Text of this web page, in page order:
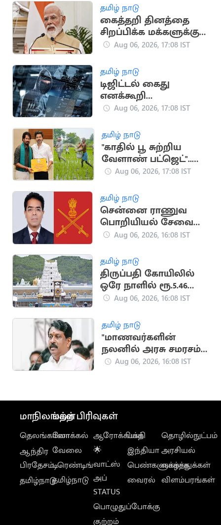
தமிழ் நாடு
கைத்தறி தினத்தை
சிறப்பிக்க மக்களுக்கு
பிரதமர் மோடி
Aug 06, 2026, 17:08 IST
தமிழ் நாடு
டிஜிட்டல் கைது
எனக்கூறி
முதியவரிடம் ரூ.46.50
Aug 06, 2026, 17:08 IST
தமிழ் நாடு
"காதில் பூ சுற்றிய
வேளாண் பட்ஜெட்"..
காவிரி டெல்டா
விமர்சனம்
Aug 06, 2026, 17:08 IST
தமிழ் நாடு
சென்னை ராணுவ
பொறியியல் சேவை
பிரிவின் தலைவராக
பொறுப்பேற்பு
Aug 06, 2026, 16:08 IST
தமிழ் நாடு
திருப்பதி கோயிலில்
ஒரே நாளில் ரூ.5.46
கோடி காணிக்கை
Aug 06, 2026, 16:08 IST
தமிழ் நாடு
"மாணவர்களின்
நலனில் அரசு சமரசம்
செய்யக் கூடாது"..
Aug 06, 2026, 16:08 IST
மாநிலங்கள்
தெலங்கானா
ஆந்திர
பிரதேசம்
தமிழ்நாடு
மற்ற பிரிவுகள்
லோக்கல்
வேலை
டிரெண்டிங்
தமிழ்நாடு
ஆரோக்கியம்
🌟
வாட்ஸ்
அப்
STATUS
பொழுதுப்போக்கு
குற்றம்
பக்தி
இந்தியா
பெண்களுக்காக
வைரல்
தொழில்நுட்பம்
அரசியல்
வாழ்த்துக்கள்
விளம்பரங்கள்